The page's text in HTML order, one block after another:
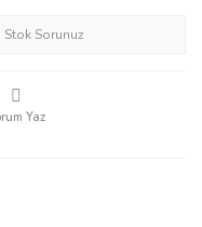
Stok Sorunuz
Yaz